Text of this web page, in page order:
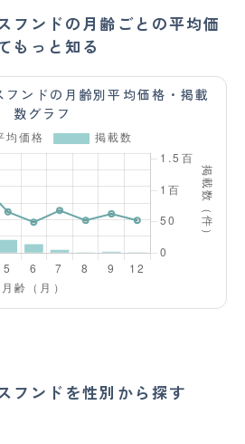
フンドの月齢ごとの平均価
もっと知る
フンドの月齢別平均価格・掲載
数グラフ
フンドを性別から探す